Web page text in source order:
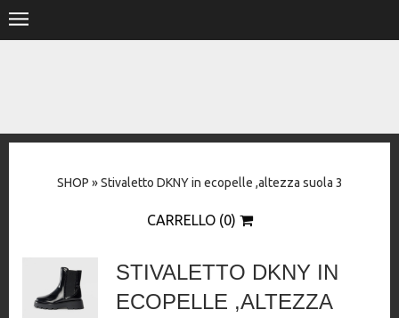
STORE
DESIGNERS
CONTACT
SHOP » Stivaletto DKNY in ecopelle ,altezza suola 3
CARRELLO (0)
STIVALETTO DKNY IN
ECOPELLE ,ALTEZZA